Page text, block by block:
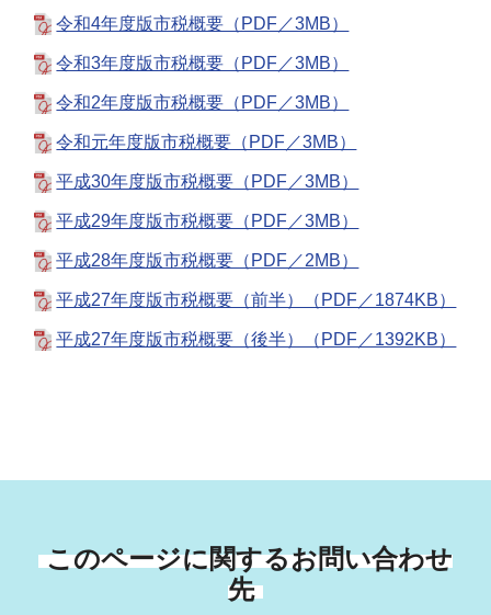
令和4年度版市税概要（PDF／3MB）
令和3年度版市税概要（PDF／3MB）
令和2年度版市税概要（PDF／3MB）
令和元年度版市税概要（PDF／3MB）
平成30年度版市税概要（PDF／3MB）
平成29年度版市税概要（PDF／3MB）
平成28年度版市税概要（PDF／2MB）
平成27年度版市税概要（前半）（PDF／1874KB）
平成27年度版市税概要（後半）（PDF／1392KB）
このページに関するお問い合わせ
先